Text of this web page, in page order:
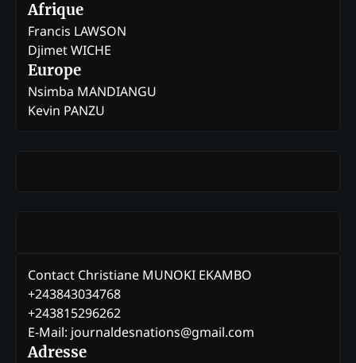
Afrique
Francis LAWSON
Djimet WICHE
Europe
Nsimba MANDIANGU
Kevin PANZU
Contact Christiane MUNOKI EKAMBO
+243843034768
+243815296262
E-Mail: journaldesnations@gmail.com
Adresse